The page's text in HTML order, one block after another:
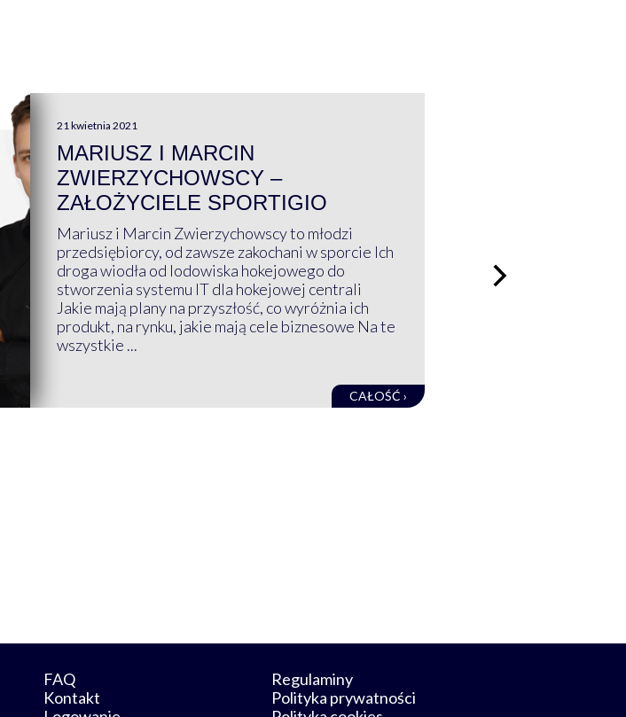
21 kwietnia 2021
MARIUSZ I MARCIN
ZWIERZYCHOWSCY –
ZAŁOŻYCIELE SPORTIGIO
Mariusz i Marcin Zwierzychowscy to młodzi
przedsiębiorcy, od zawsze zakochani w sporcie Ich
droga wiodła od lodowiska hokejowego do
stworzenia systemu IT dla hokejowej centrali
Jakie mają plany na przyszłość, co wyróżnia ich
produkt, na rynku, jakie mają cele biznesowe Na te
wszystkie ...
CAŁOŚĆ ›
FAQ
Kontakt
Regulaminy
Polityka prywatności